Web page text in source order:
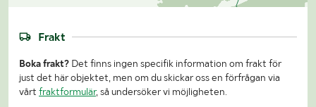
Frakt
Boka frakt? Det finns ingen specifik information om frakt för
just det här objektet, men om du skickar oss en förfrågan via
vårt fraktformulär, så undersöker vi möjligheten.